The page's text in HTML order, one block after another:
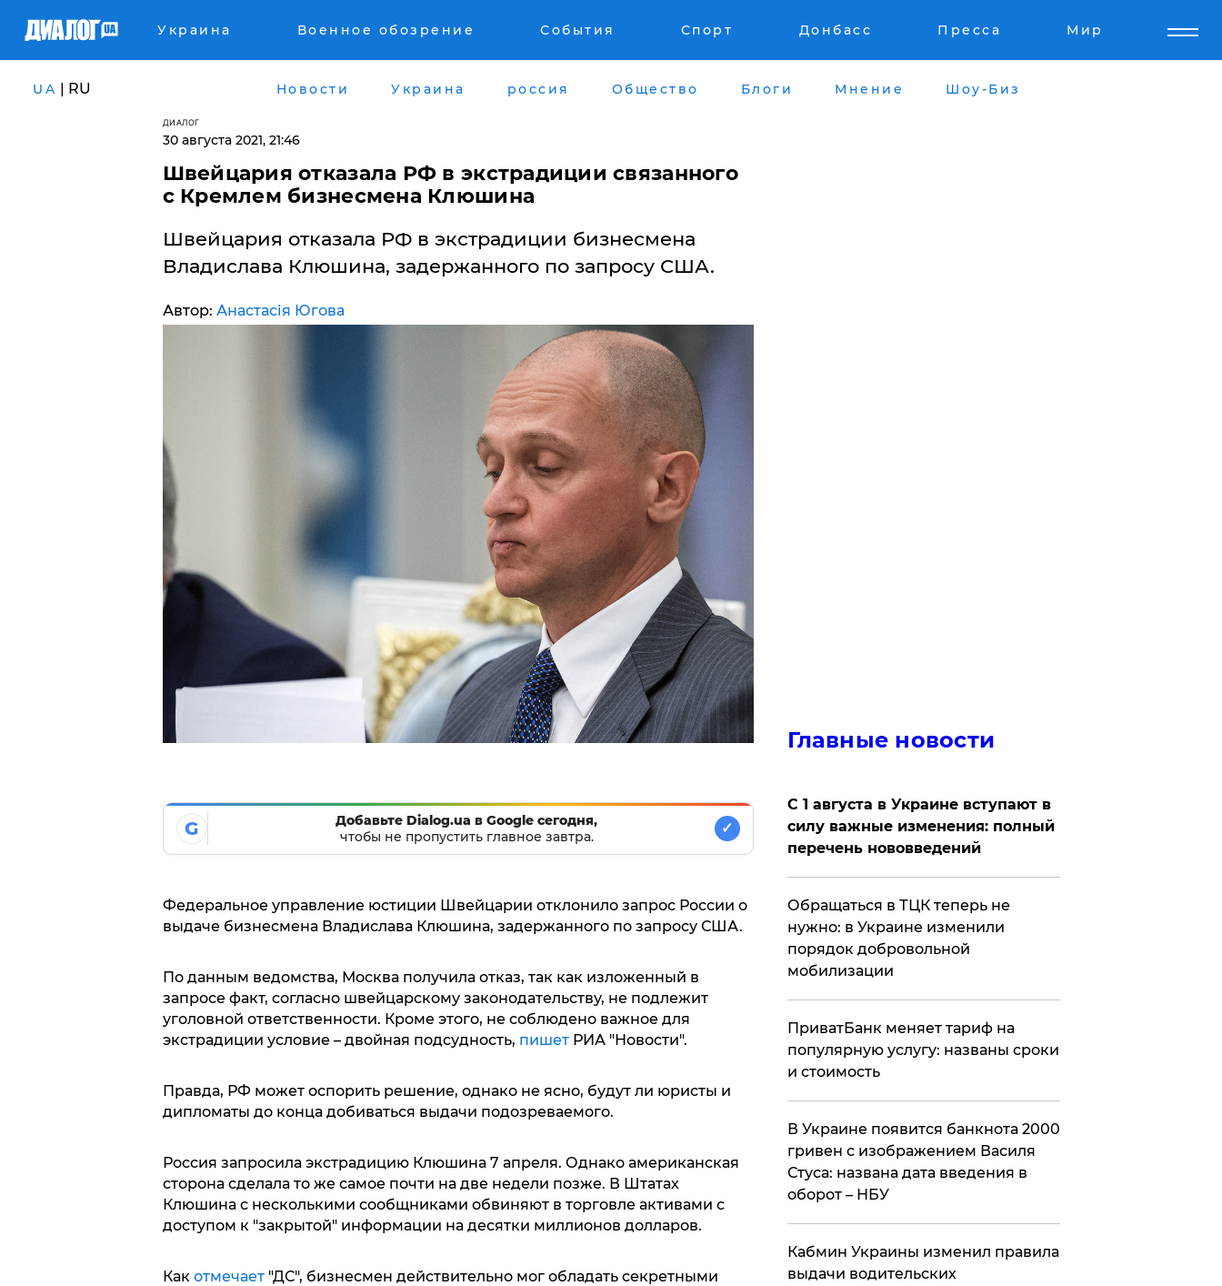
Украина Военное обозрение События Спорт Донбасс Пресса Мир
UA | RU Новости Украина россия Общество Блоги Мнение Шоу-Биз
ДИАЛОГ
30 августа 2021, 21:46
Швейцария отказала РФ в экстрадиции связанного
с Кремлем бизнесмена Клюшина
​Швейцария отказала РФ в экстрадиции бизнесмена
Владислава Клюшина, задержанного по запросу США.
Автор: Анастасія Югова
G
Добавьте Dialog.ua в Google сегодня,
чтобы не пропустить главное завтра.
✓
Федеральное управление юстиции Швейцарии отклонило запрос России о
выдаче бизнесмена Владислава Клюшина, задержанного по запросу США.
По данным ведомства, Москва получила отказ, так как изложенный в
запросе факт, согласно швейцарскому законодательству, не подлежит
уголовной ответственности. Кроме этого, не соблюдено важное для
экстрадиции условие – двойная подсудность, пишет РИА "Новости".
Правда, РФ может оспорить решение, однако не ясно, будут ли юристы и
дипломаты до конца добиваться выдачи подозреваемого.
Россия запросила экстрадицию Клюшина 7 апреля. Однако американская
сторона сделала то же самое почти на две недели позже. В Штатах
Клюшина с несколькими сообщниками обвиняют в торговле активами с
доступом к "закрытой" информации на десятки миллионов долларов.
Как отмечает "ДС", бизнесмен действительно мог обладать секретными
Главные новости
С 1 августа в Украине вступают в
силу важные изменения: полный
перечень нововведений
Обращаться в ТЦК теперь не
нужно: в Украине изменили
порядок добровольной
мобилизации
ПриватБанк меняет тариф на
популярную услугу: названы сроки
и стоимость
В Украине появится банкнота 2000
гривен с изображением Василя
Стуса: названа дата введения в
оборот – НБУ
Кабмин Украины изменил правила
выдачи водительских